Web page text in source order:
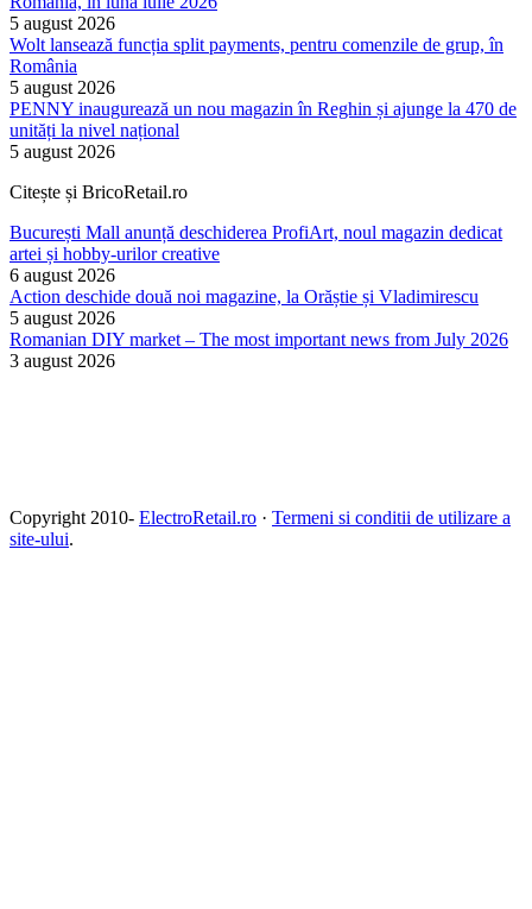
5 august 2026
Wolt lansează funcția split payments, pentru comenzile de grup, în
România
5 august 2026
PENNY inaugurează un nou magazin în Reghin și ajunge la 470 de
unități la nivel național
5 august 2026
Citește și BricoRetail.ro
București Mall anunță deschiderea ProfiArt, noul magazin dedicat
artei și hobby-urilor creative
6 august 2026
Action deschide două noi magazine, la Orăștie și Vladimirescu
5 august 2026
Romanian DIY market – The most important news from July 2026
3 august 2026
Copyright 2010- ElectroRetail.ro · Termeni si conditii de utilizare a
site-ului.